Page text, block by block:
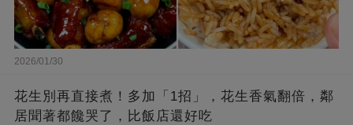
2026/01/30
花生別再直接煮！多加「1招」，花生香氣翻倍，鄰
居聞著都饞哭了，比飯店還好吃